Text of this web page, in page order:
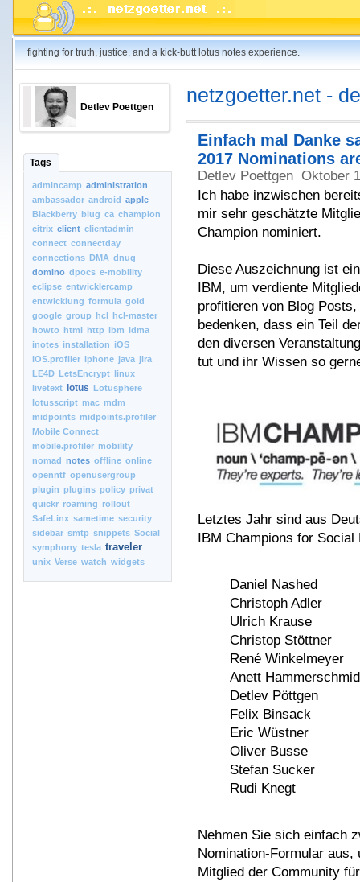
fighting for truth, justice, and a kick-butt lotus notes experience.
Detlev Poettgen
Tags
admincamp administration
ambassador android apple
Blackberry blug ca champion
citrix client clientadmin
connect connectday
connections DMA dnug
domino dpocs e-mobility
eclipse entwicklercamp
entwicklung formula gold
google group hcl hcl-master
howto html http ibm idma
inotes installation iOS
iOS.profiler iphone java jira
LE4D LetsEncrypt linux
livetext
lotus Lotusphere
lotusscript mac mdm
midpoints midpoints.profiler
Mobile Connect
mobile.profiler mobility
nomad notes offline online
openntf openusergroup
plugin plugins policy privat
quickr roaming rollout
SafeLinx sametime security
sidebar smtp snippets Social
symphony tesla traveler
unix Verse watch widgets
netzgoetter.net -
Einfach mal Danke
2017 Nominations
Detlev Poettgen Oktober
Ich habe inzwischen
mir sehr geschätzte
Champion nominiert.
Diese Auszeichnung ist
IBM, um verdiente
profitieren von Blog
bedenken, dass ein Teil
den diversen
tut und ihr Wissen so
Letztes Jahr sind aus
IBM Champions for
Daniel Nashed
Christoph Adler
Ulrich Krause
Christop Stöttner
René Winkelmeyer
Anett
Detlev Pöttgen
Felix Binsack
Eric Wüstner
Oliver Busse
Stefan Sucker
Rudi Knegt
Nehmen Sie sich einfach
Nomination-Formular
Mitglied der Community